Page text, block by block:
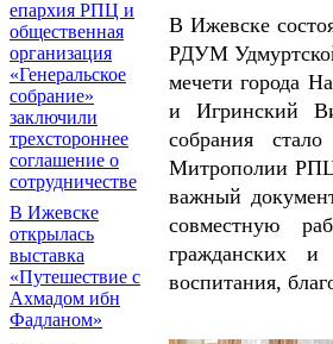
епархия РПЦ и
общественная
организация
«Генеральское
собрание»
заключили
трехстороннее
соглашение о
сотрудничестве
В Ижевске
открылась
выставка
«Путешествие с
Ахмадом ибн
Фадланом»
В Ижевске
РДУМ
мечети города
и Игринский
собрания
Митрополии РПЦ
важный
совместную
гражданских и
воспитания,